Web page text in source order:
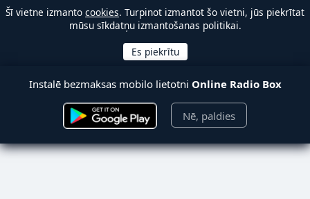
Šī vietne izmanto cookies. Turpinot izmantot šo vietni, jūs piekrītat
mūsu sīkdatņu izmantošanas politikai.
Instalē bezmaksas mobilo lietotni Online Radio Box
Nē, paldies